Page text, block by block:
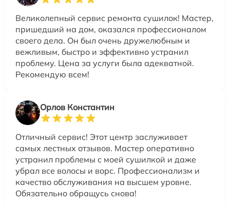
Великолепный сервис ремонта сушилок! Мастер,
пришедший на дом, оказался профессионалом
своего дела. Он был очень дружелюбным и
вежливым, быстро и эффективно устранил
проблему. Цена за услуги была адекватной.
Рекомендую всем!
Орлов Константин
Отличный сервис! Этот центр заслуживает
самых лестных отзывов. Мастер оперативно
устранил проблемы с моей сушилкой и даже
убрал все волосы и ворс. Профессионализм и
качество обслуживания на высшем уровне.
Обязательно обращусь снова!